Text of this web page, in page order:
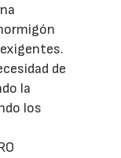
de
la
los